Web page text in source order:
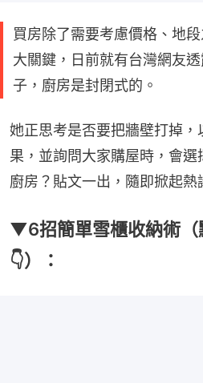
買房除了需要考慮價格、地
大關鍵，日前就有台灣網友
子，廚房是封閉式的。
她正思考是否要把牆壁打掉
果，並詢問大家購屋時，會
廚房？貼文一出，隨即掀起熱
▼6招簡單雪櫃收納術（
👇）：